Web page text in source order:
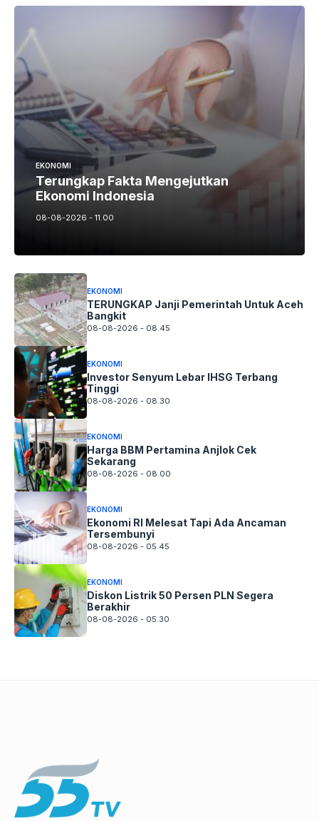
EKONOMI
Terungkap Fakta Mengejutkan
Ekonomi Indonesia
08-08-2026 - 11.00
EKONOMI
TERUNGKAP Janji Pemerintah Untuk Aceh
Bangkit
08-08-2026 - 08.45
EKONOMI
Investor Senyum Lebar IHSG Terbang
Tinggi
08-08-2026 - 08.30
EKONOMI
Harga BBM Pertamina Anjlok Cek
Sekarang
08-08-2026 - 08.00
EKONOMI
Ekonomi RI Melesat Tapi Ada Ancaman
Tersembunyi
08-08-2026 - 05.45
EKONOMI
Diskon Listrik 50 Persen PLN Segera
Berakhir
08-08-2026 - 05.30